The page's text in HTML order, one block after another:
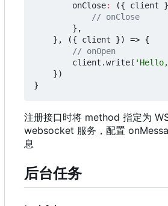
onClose: ({ client
},
},
({ client }) => {
client .write(
})
}
注册接口时将 method 指定为
websocket 服务，配置
息
后台任务